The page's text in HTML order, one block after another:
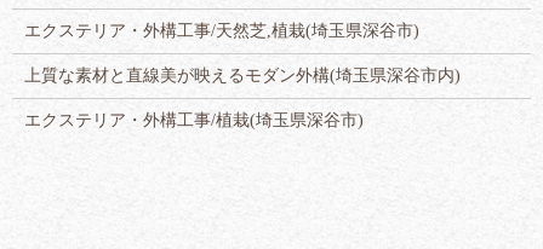
エクステリア・外構工事/天然芝,植栽(埼玉県深谷市)
上質な素材と直線美が映えるモダン外構(埼玉県深谷市内)
エクステリア・外構工事/植栽(埼玉県深谷市)